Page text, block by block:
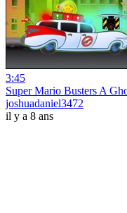
3:45
Super Mario Busters A
joshuadaniel3472
il y a 8 ans